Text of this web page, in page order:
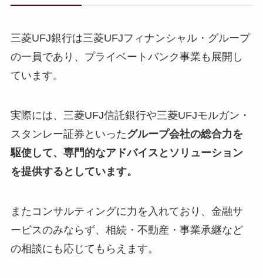
三菱UFJ銀行は三菱UFJフィナンシャル・グループ
の一員であり、プライベートバンク事業も展開し
ています。
実際には、三菱UFJ信託銀行や三菱UFJモルガン・
スタンレー証券といったグループ会社の総合力を
駆使して、専門的なアドバイスとソリューション
を提供するとしています。
またコンサルティングに力を入れており、金融サ
ービスのみならず、相続・不動産・事業承継など
の相談にも応じてもらえます。